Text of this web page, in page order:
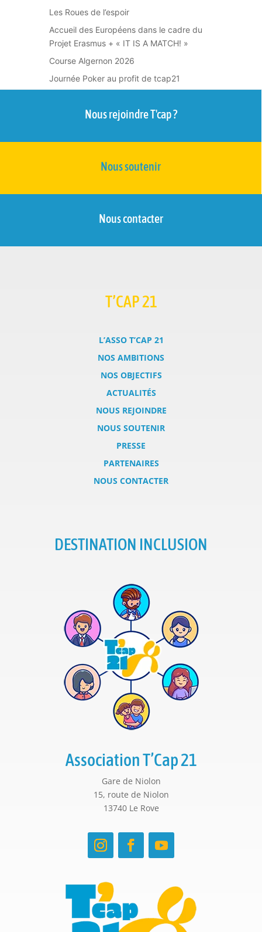
Les Roues de l’espoir
Accueil des Européens dans le cadre du
Projet Erasmus + « IT IS A MATCH! »
Course Algernon 2026
Journée Poker au profit de tcap21
Nous rejoindre T'cap ?
Nous soutenir
Nous contacter
T’CAP 21
L’ASSO T’CAP 21
NOS AMBITIONS
NOS OBJECTIFS
ACTUALITÉS
NOUS REJOINDRE
NOUS SOUTENIR
PRESSE
PARTENAIRES
NOUS CONTACTER
DESTINATION INCLUSION
Association T’Cap 21
Gare de Niolon
15, route de Niolon
13740 Le Rove